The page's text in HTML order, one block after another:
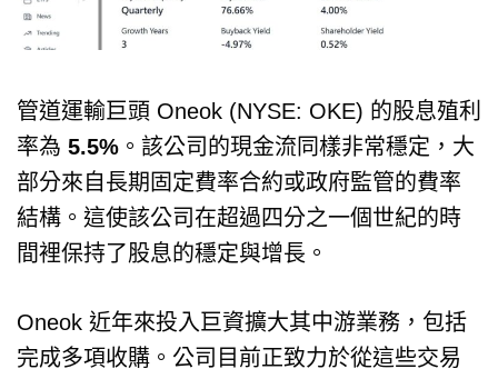
管道運輸巨頭 Oneok (NYSE: OKE) 的股息殖利
率為 5.5% 。該公司的現金流同樣非常穩定，大
部分來自長期固定費率合約或政府監管的費率
結構。這使該公司在超過四分之一個世紀的時
間裡保持了股息的穩定與增長。
Oneok 近年來投入巨資擴大其中游業務，包括
完成多項收購。公司目前正致力於從這些交易